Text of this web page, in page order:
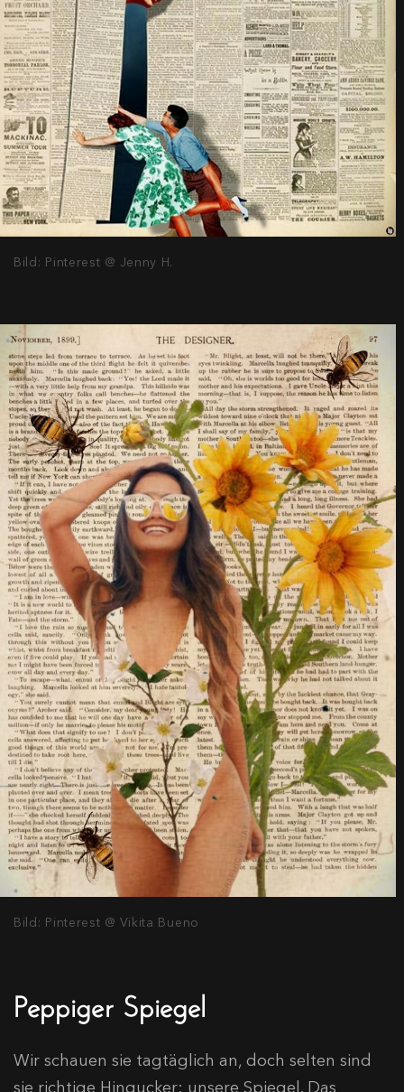
Bild: Pinterest @ Jenny H.
Bild: Pinterest @ Vikita Bueno
Peppiger Spiegel
Wir schauen sie tagtäglich an, doch selten sind
sie richtige Hingucker: unsere Spiegel. Das